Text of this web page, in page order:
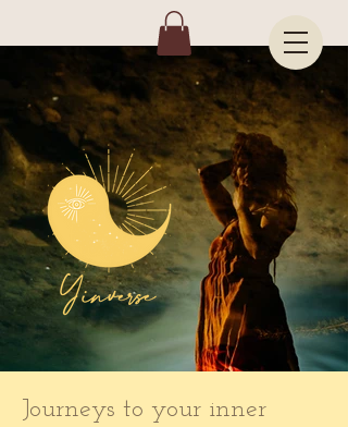
Journeys to your inner